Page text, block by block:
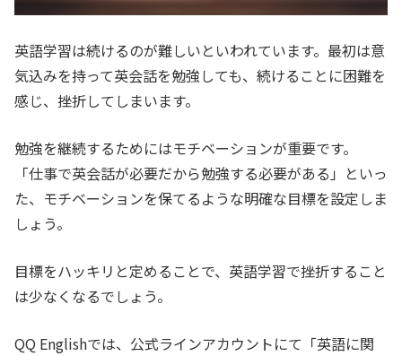
英語学習は続けるのが難しいといわれています。最初は意
気込みを持って英会話を勉強しても、続けることに困難を
感じ、挫折してしまいます。
勉強を継続するためにはモチベーションが重要です。
「仕事で英会話が必要だから勉強する必要がある」といっ
た、モチベーションを保てるような明確な目標を設定しま
しょう。
目標をハッキリと定めることで、英語学習で挫折すること
は少なくなるでしょう。
QQ Englishでは、公式ラインアカウントにて「英語に関